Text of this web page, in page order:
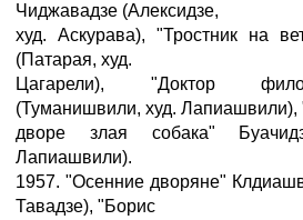
Чиджавадзе (Алексидзе,
худ. Аскурава), "Тростник на
(Патарая, худ.
Цагарели), "Доктор
(Туманишвили, худ. Лапиашвили),
дворе злая собака"
Лапиашвили).
1957. "Осенние дворяне"
Тавадзе), "Борис